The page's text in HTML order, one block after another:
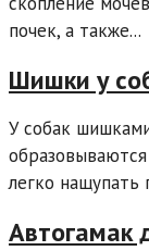
почек, а также...
Шишки у
У собак
легко нащупать
Автогамак